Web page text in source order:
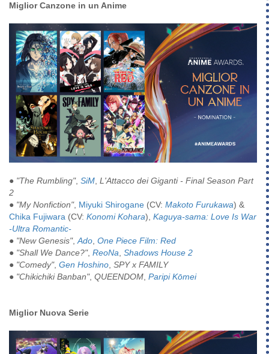
Miglior Canzone in un Anime
● "The Rumbling", SiM, L'Attacco dei Giganti - Final Season Part
2
● "My Nonfiction", Miyuki Shirogane (CV: Makoto Furukawa) &
Chika Fujiwara (CV: Konomi Kohara), Kaguya-sama: Love Is War
-Ultra Romantic-
● "New Genesis",Ado, One Piece Film: Red
● "Shall We Dance?", ReoNa, Shadows House 2
● "Comedy", Gen Hoshino, SPY x FAMILY
● "Chikichiki Banban", QUEENDOM, Paripi Kōmei
Miglior Nuova Serie